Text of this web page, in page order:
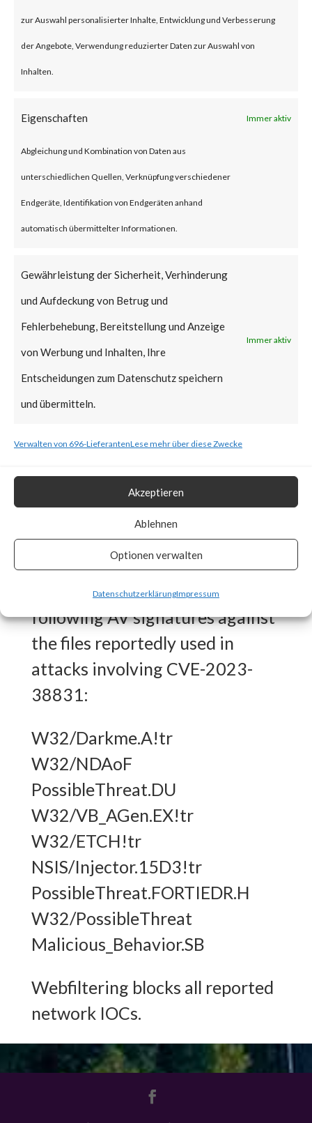
zur Auswahl personalisierter Inhalte, Entwicklung und Verbesserung
der Angebote, Verwendung reduzierter Daten zur Auswahl von
Inhalten.
Eigenschaften Immer aktiv
Abgleichung und Kombination von Daten aus
unterschiedlichen Quellen, Verknüpfung verschiedener
Endgeräte, Identifikation von Endgeräten anhand
automatisch übermittelter Informationen.
Gewährleistung der Sicherheit, Verhinderung
und Aufdeckung von Betrug und
Fehlerbehebung, Bereitstellung und Anzeige
von Werbung und Inhalten, Ihre
Entscheidungen zum Datenschutz speichern
und übermitteln.
Immer aktiv
Verwalten von 696-LieferantenLese mehr über diese Zwecke
Akzeptieren
Ablehnen
Optionen verwalten
DatenschutzerklärungImpressum
This is significant because
WinRAR is widely used and CVE-
exploited as a 0-day in April
malware families have
reportedly been deployed.
FortiGuard Labs strongly
recommends all users of
What is the Vendor Solution?
The vendor has released
includes a fix for CVE-2023-
38831.
What FortiGuard Coverage is
FortiGuard Labs has the
following AV signatures against
the files reportedly used in
attacks involving CVE-2023-
38831:
W32/Darkme.A!tr
W32/NDAoF
PossibleThreat.DU
W32/VB_AGen.EX!tr
W32/ETCH!tr
NSIS/Injector.15D3!tr
PossibleThreat.FORTIEDR.H
W32/PossibleThreat
Malicious_Behavior.SB
Webfiltering blocks all reported
network IOCs.